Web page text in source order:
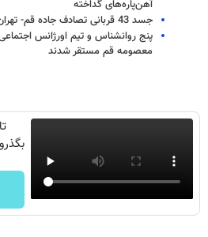
آهن‌پاره‌های گداخته
جسد 43 قربانی تصادف جاده قم- تهران معاینه شدند
پنج روانشناس و تیم اورژانس
معصومه قم مستقر شدند